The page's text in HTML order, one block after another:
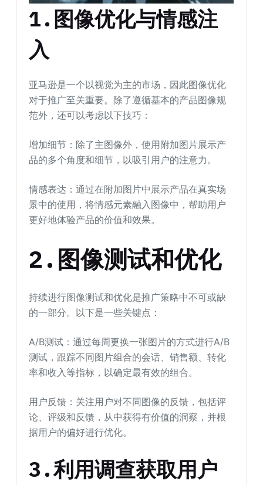
1.图像优化与情感注
入
亚马逊是一个以视觉为主的市场，因此图像优化
对于推广至关重要。除了遵循基本的产品图像规
范外，还可以考虑以下技巧：
增加细节：除了主图像外，使用附加图片展示产
品的多个角度和细节，以吸引用户的注意力。
情感表达：通过在附加图片中展示产品在真实场
景中的使用，将情感元素融入图像中，帮助用户
更好地体验产品的价值和效果。
2.图像测试和优化
持续进行图像测试和优化是推广策略中不可或缺
的一部分。以下是一些关键点：
A/B测试：通过每周更换一张图片的方式进行A/B
测试，跟踪不同图片组合的会话、销售额、转化
率和收入等指标，以确定最有效的组合。
用户反馈：关注用户对不同图像的反馈，包括评
论、评级和反馈，从中获得有价值的洞察，并根
据用户的偏好进行优化。
3.利用调查获取用户